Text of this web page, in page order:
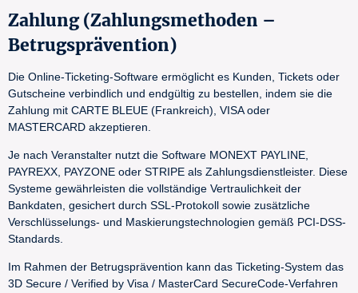
Zahlung (Zahlungsmethoden –
Betrugsprävention)
Die Online-Ticketing-Software ermöglicht es Kunden, Tickets oder
Gutscheine verbindlich und endgültig zu bestellen, indem sie die
Zahlung mit CARTE BLEUE (Frankreich), VISA oder
MASTERCARD akzeptieren.
Je nach Veranstalter nutzt die Software MONEXT PAYLINE,
PAYREXX, PAYZONE oder STRIPE als Zahlungsdienstleister. Diese
Systeme gewährleisten die vollständige Vertraulichkeit der
Bankdaten, gesichert durch SSL-Protokoll sowie zusätzliche
Verschlüsselungs- und Maskierungstechnologien gemäß PCI-DSS-
Standards.
Im Rahmen der Betrugsprävention kann das Ticketing-System das
3D Secure / Verified by Visa / MasterCard SecureCode-Verfahren